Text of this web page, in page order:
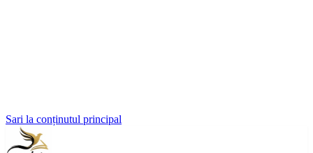
Sari la conținutul principal